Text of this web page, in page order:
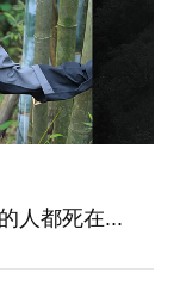
人都死在...